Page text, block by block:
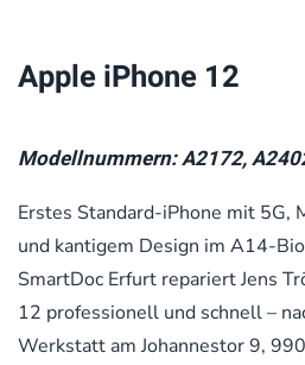
Apple iPhone 12
Modellnummern: A2172,
Erstes Standard-iPhone mit 5G,
und kantigem Design im A14-
SmartDoc Erfurt repariert Jens
12 professionell und schnell –
Werkstatt am Johannestor 9,